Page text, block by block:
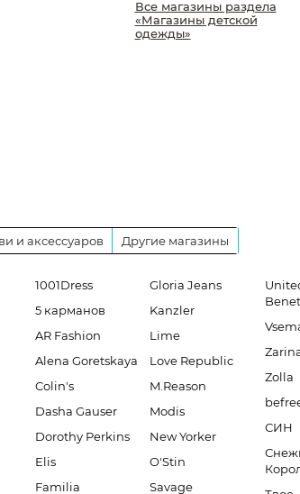
Все магазины раздела
«Магазины детской
одежды»
и аксессуаров Другие магазины
1001Dress
5 карманов
AR Fashion
Alena Goretskaya
Colin's
Dasha Gauser
Dorothy Perkins
Elis
Familia
Gloria Jeans
Kanzler
Lime
Love Republic
M.Reason
Modis
New Yorker
O'Stin
Savage
Zolla
СИН